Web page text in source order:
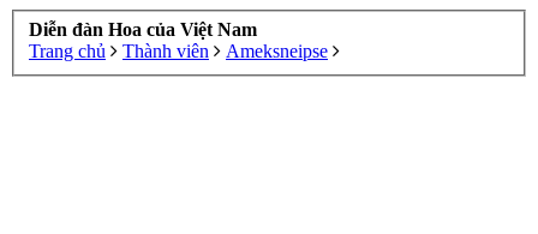
Diễn đàn Hoa của Việt Nam
Trang chủ
Thành viên Ameksneipse